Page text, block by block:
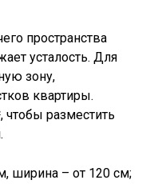
пространства
усталость. Для
зону,
квартиры.
разместить
ширина – от 120 см;